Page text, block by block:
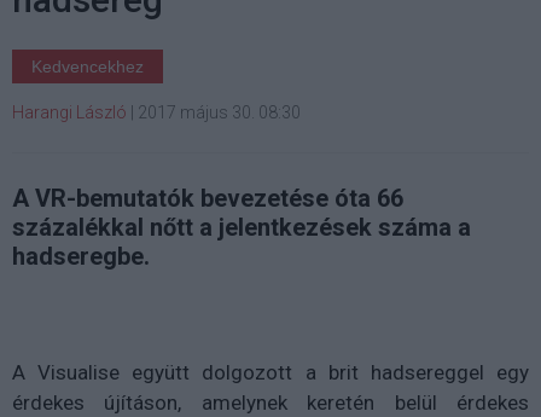
Kedvencekhez
Harangi László 2017 május 30. 08:30
A VR-bemutatók bevezetése óta 66
százalékkal nőtt a jelentkezések száma a
hadseregbe.
A Visualise együtt dolgozott a brit hadsereggel egy
érdekes újításon, amelynek keretén belül érdekes